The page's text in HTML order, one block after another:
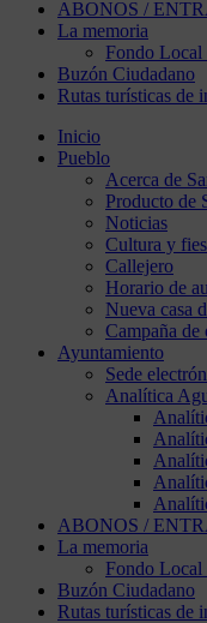
ABONOS /
La memoria
Fondo Local
Buzón Ciudadano
Rutas turísticas de
Inicio
Pueblo
Acerca de
Producto de
Noticias
Cultura y
Callejero
Horario de
Nueva casa
Campaña de
Ayuntamiento
Sede
Analítica
ABONOS /
La memoria
Fondo Local
Buzón Ciudadano
Rutas turísticas de